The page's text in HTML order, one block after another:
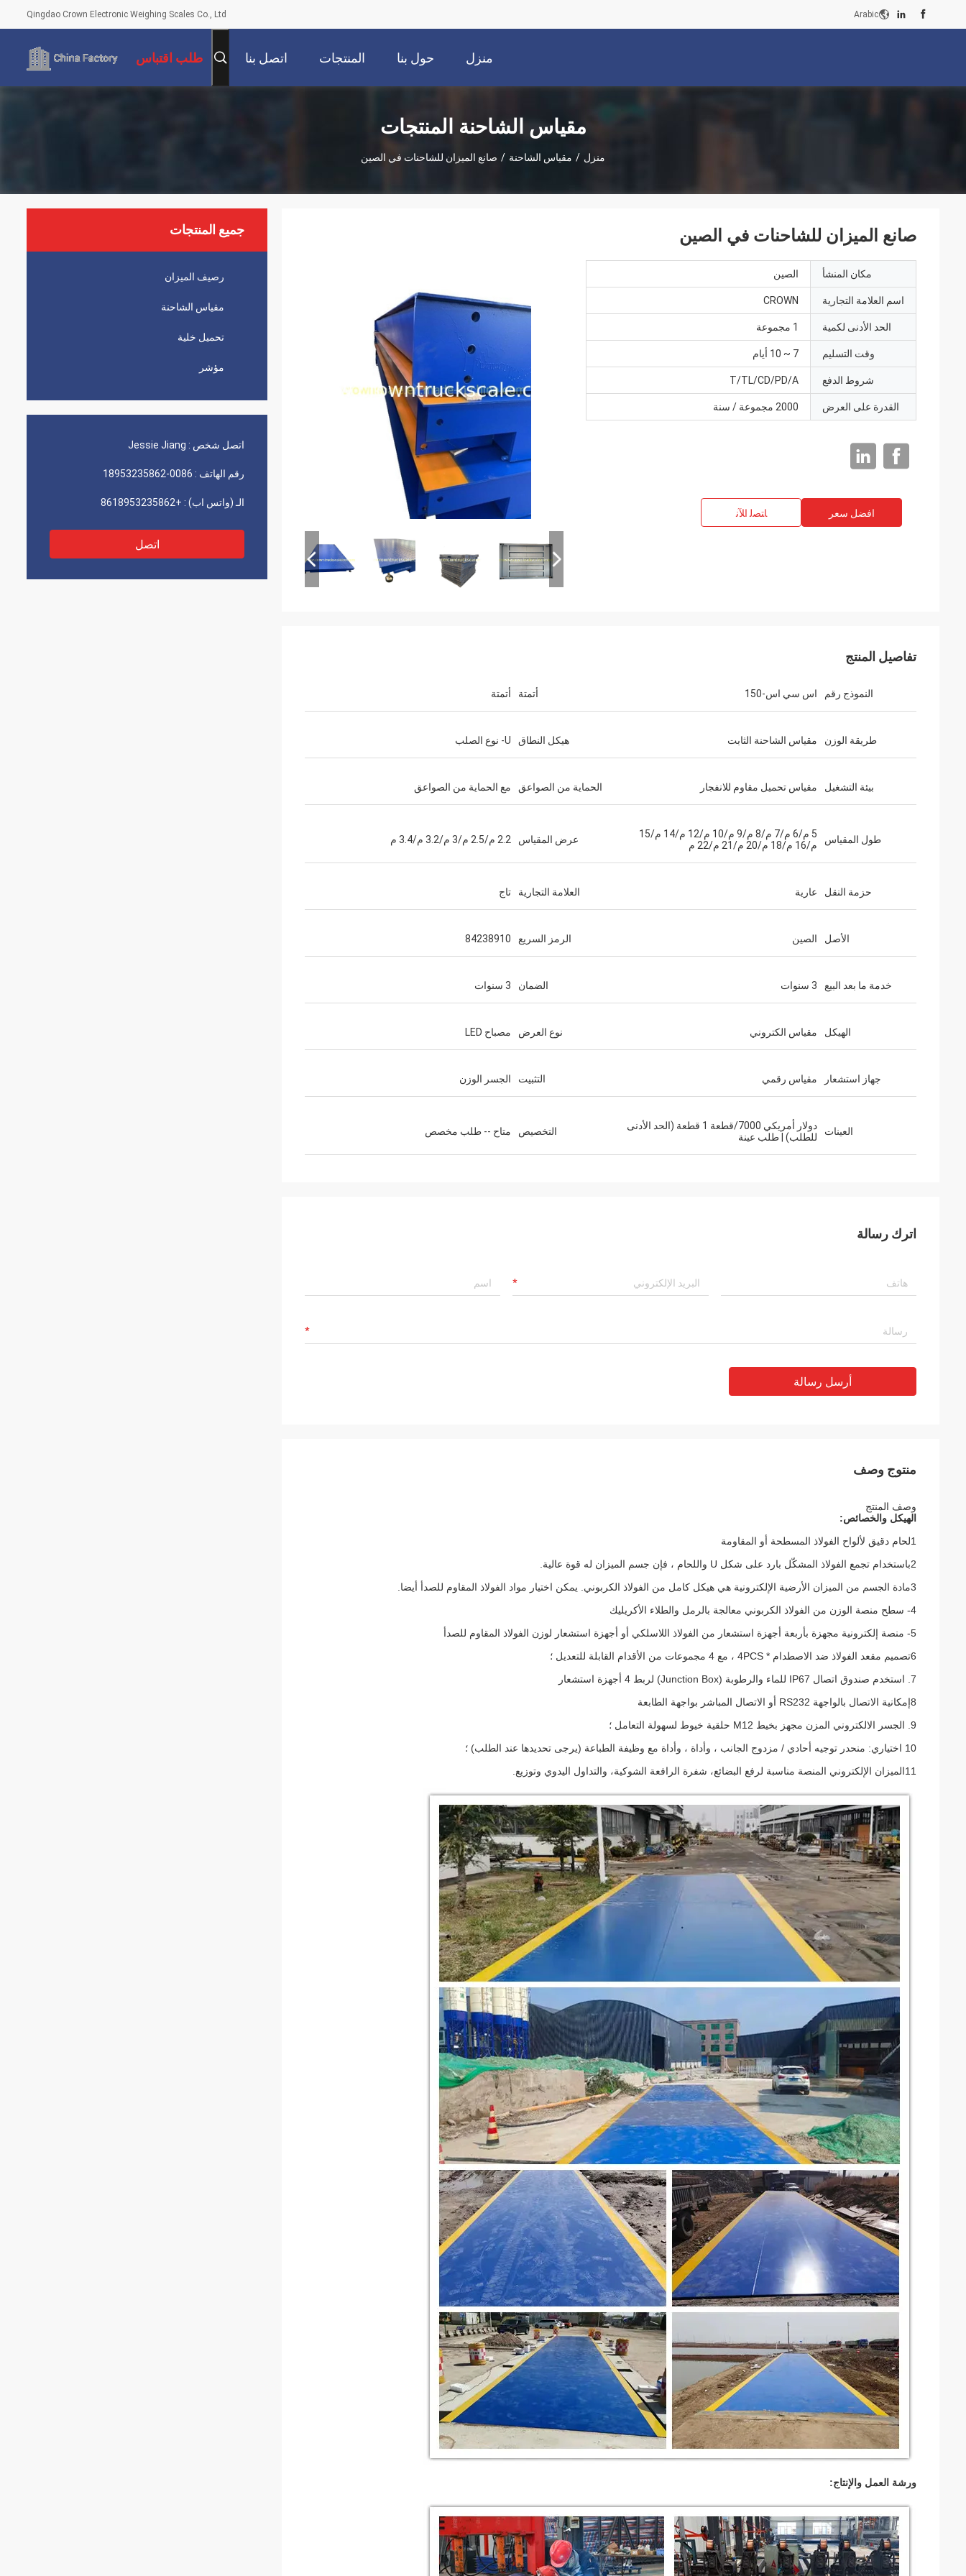
Qingdao Crown Electronic Weighing Scales Co., Ltd Arabic
منزل حول بنا المنتجات اتصل بنا طلب اقتباس
مقياس الشاحنة المنتجات
منزل / مقياس الشاحنة / صانع الميزان للشاحنات في الصين
جميع المنتجات
رصيف الميزان
مقياس الشاحنة
تحميل خلية
مؤشر
اتصل شخص : Jessie Jiang
رقم الهاتف : 0086-18953235862
الـ (واتس اب) : +8618953235862
اتصل
صانع الميزان للشاحنات في الصين
مكان المنشأ الصين
اسم العلامة التجارية CROWN
الحد الأدنى لكمية 1 مجموعة
وقت التسليم 7 ~ 10 أيام
شروط الدفع T/TL/CD/PD/A
القدرة على العرض 2000 مجموعة / سنة
افضل سعر ﺎﺘﺼﻟ ﺍﻶﻧ
تفاصيل المنتج
النموذج رقم اس سي اس-150 أتمتة أتمتة
طريقة الوزن مقياس الشاحنة الثابت هيكل النطاق U- نوع الصلب
بيئة التشغيل مقياس تحميل مقاوم للانفجار الحماية من الصواعق مع الحماية من الصواعق
طول المقياس
5 م/6 م/7 م/8 م/9 م/10 م/12 م/14 م/15
م/16 م/18 م/20 م/21 م/22 م
عرض المقياس 2.2 م/2.5 م/3 م/3.2 م/3.4 م
حزمة النقل عارية العلامة التجارية تاج
الأصل الصين الرمز السريع 84238910
خدمة ما بعد البيع 3 سنوات الضمان 3 سنوات
الهيكل مقياس الكتروني نوع العرض مصباح LED
جهاز استشعار مقياس رقمي التثبيت الجسر الوزن
العينات
دولار أمريكي 7000/قطعة 1 قطعة (الحد الأدنى
للطلب) | طلب عينة
التخصيص متاح -- طلب مخصص
اترك رسالة
أرسل رسالة
منتوج وصف
وصف المنتج
الهيكل والخصائص:
1لحام دقيق لألواح الفولاذ المسطحة أو المقاومة
2باستخدام تجمع الفولاذ المشكّل بارد على شكل U واللحام ، فإن جسم الميزان له قوة عالية.
3مادة الجسم من الميزان الأرضية الإلكترونية هي هيكل كامل من الفولاذ الكربوني. يمكن اختيار مواد الفولاذ المقاوم للصدأ أيضا.
4- سطح منصة الوزن من الفولاذ الكربوني معالجة بالرمل والطلاء الأكريليك
5- منصة إلكترونية مجهزة بأربعة أجهزة استشعار من الفولاذ اللاسلكي أو أجهزة استشعار لوزن الفولاذ المقاوم للصدأ
6تصميم مقعد الفولاذ ضد الاصطدام * 4PCS ، مع 4 مجموعات من الأقدام القابلة للتعديل ؛
7. استخدم صندوق اتصال IP67 للماء والرطوبة (Junction Box) لربط 4 أجهزة استشعار
8إمكانية الاتصال بالواجهة RS232 أو الاتصال المباشر بواجهة الطابعة
9. الجسر الالكتروني المزن مجهز بخيط M12 حلقية خيوط لسهولة التعامل ؛
10 اختياري: منحدر توجيه أحادي / مزدوج الجانب ، وأداة ، وأداة مع وظيفة الطباعة (يرجى تحديدها عند الطلب) ؛
11الميزان الإلكتروني المنصة مناسبة لرفع البضائع، شفرة الرافعة الشوكية، والتداول اليدوي وتوزيع.
ورشة العمل والإنتاج: